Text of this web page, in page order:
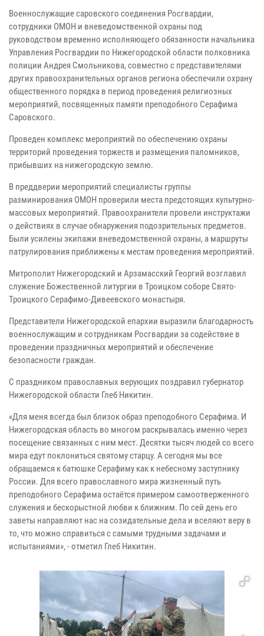
Военнослужащие саровского соединения Росгвардии,
сотрудники ОМОН и вневедомственной охраны под
руководством временно исполняющего обязанности начальника
Управления Росгвардии по Нижегородской области полковника
полиции Андрея Смольникова, совместно с представителями
других правоохранительных органов региона обеспечили охрану
общественного порядка в период проведения религиозных
мероприятий, посвященных памяти преподобного Серафима
Саровского.
Проведен комплекс мероприятий по обеспечению охраны
территорий проведения торжеств и размещения паломников,
прибывших на нижегородскую землю.
В преддверии мероприятий специалисты группы
разминирования ОМОН проверили места предстоящих культурно-
массовых мероприятий. Правоохранители провели инструктажи
о действиях в случае обнаружения подозрительных предметов.
Были усилены экипажи вневедомственной охраны, а маршруты
патрулирования приближены к местам проведения мероприятий.
Митрополит Нижегородский и Арзамасский Георгий возглавил
служение Божественной литургии в Троицком соборе Свято-
Троицкого Серафимо-Дивеевского монастыря.
Представители Нижегородской епархии выразили благодарность
военнослужащим и сотрудникам Росгвардии за содействие в
проведении праздничных мероприятий и обеспечение
безопасности граждан.
С праздником православных верующих поздравил губернатор
Нижегородской области Глеб Никитин.
«Для меня всегда был близок образ преподобного Серафима. И
Нижегородская область во многом раскрывалась именно через
посещение связанных с ним мест. Десятки тысяч людей со всего
мира едут поклониться святому старцу. А сегодня мы все
обращаемся к батюшке Серафиму как к небесному заступнику
России. Для всего православного мира жизненный путь
преподобного Серафима остаётся примером самоотверженного
служения и бескорыстной любви к ближним. По сей день его
заветы направляют нас на созидательные дела и вселяют веру в
то, что можно справиться с самыми трудными задачами и
испытаниями», - отметил Глеб Никитин.